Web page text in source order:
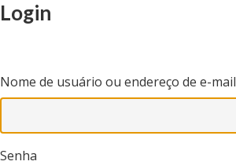
Login
Nome de usuário ou endereço de e-mail
Senha